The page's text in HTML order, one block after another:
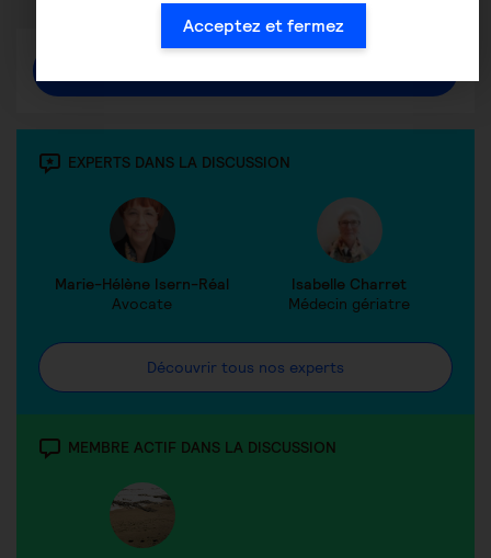
EXPERTS DANS LA DISCUSSION
Marie-Hélène Isern-Réal
Avocate
Isabelle Charret
Médecin gériatre
Découvrir tous nos experts
MEMBRE ACTIF DANS LA DISCUSSION
Acceptez et fermez